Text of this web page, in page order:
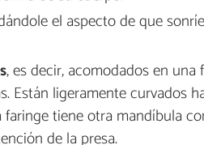
el aspecto de que
, es decir, acomodados en
Están ligeramente curvados
tiene otra mandíbula
de la presa.